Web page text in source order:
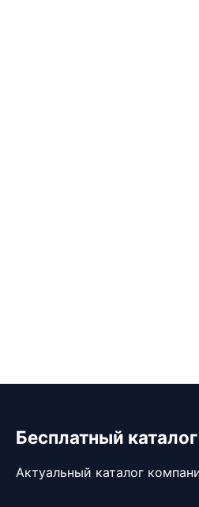
Бесплатный
Актуальный каталог